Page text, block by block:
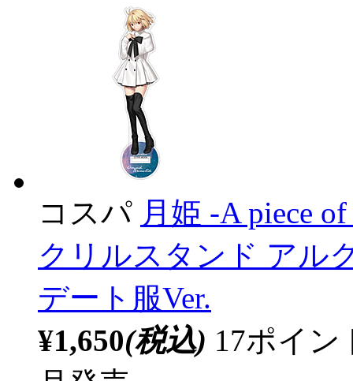
コスパ 月姫 -A piece
クリルスタンド アル
デート服Ver.
¥1,650(税込) 17ポイ